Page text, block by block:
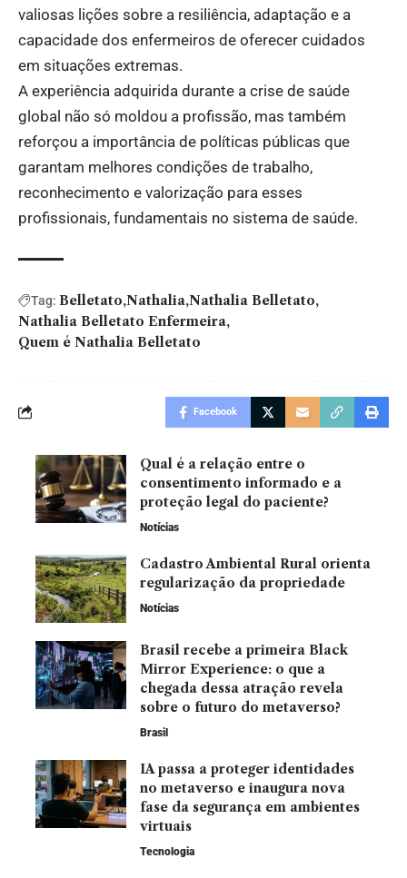
valiosas lições sobre a resiliência, adaptação e a
capacidade dos enfermeiros de oferecer cuidados
em situações extremas.
A experiência adquirida durante a crise de saúde
global não só moldou a profissão, mas também
reforçou a importância de políticas públicas que
garantam melhores condições de trabalho,
reconhecimento e valorização para esses
profissionais, fundamentais no sistema de saúde.
Tag: Belletato Nathalia Nathalia Belletato
Nathalia Belletato Enfermeira
Quem é Nathalia Belletato
Facebook
Qual é a relação entre o
consentimento informado e a
proteção legal do paciente?
Notícias
Cadastro Ambiental Rural orienta
regularização da propriedade
Notícias
Brasil recebe a primeira Black
Mirror Experience: o que a
chegada dessa atração revela
sobre o futuro do metaverso?
Brasil
IA passa a proteger identidades
no metaverso e inaugura nova
fase da segurança em ambientes
virtuais
Tecnologia